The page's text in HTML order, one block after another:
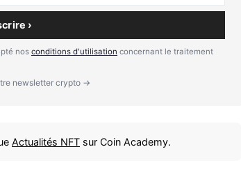
›
nos conditions d'utilisation concernant le traitement
newsletter crypto →
Actualités NFT sur Coin Academy.